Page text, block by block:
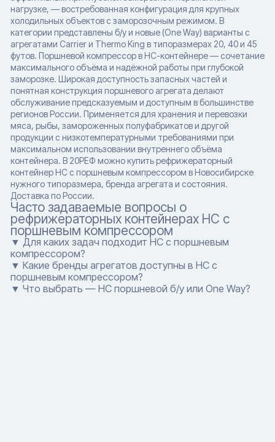
нагрузке, — востребованная конфигурация для крупных
холодильных объектов с заморозочным режимом. В
категории представлены б/у и новые (One Way) варианты с
агрегатами Carrier и Thermo King в типоразмерах 20, 40 и 45
футов. Поршневой компрессор в HC-контейнере — сочетание
максимального объёма и надёжной работы при глубокой
заморозке. Широкая доступность запасных частей и
понятная конструкция поршневого агрегата делают
обслуживание предсказуемым и доступным в большинстве
регионов России. Применяется для хранения и перевозки
мяса, рыбы, замороженных полуфабрикатов и другой
продукции с низкотемпературными требованиями при
максимальном использовании внутреннего объёма
контейнера. В 20РЕФ можно купить рефрижераторный
контейнер HC с поршневым компрессором в Новосибирске
нужного типоразмера, бренда агрегата и состояния.
Доставка по России.
Часто задаваемые вопросы о
рефрижераторных контейнерах HC с
поршневым компрессором
▼ Для каких задач подходит HC с поршневым
компрессором?
▼ Какие бренды агрегатов доступны в HC с
поршневым компрессором?
▼ Что выбрать — HC поршневой б/у или One Way?